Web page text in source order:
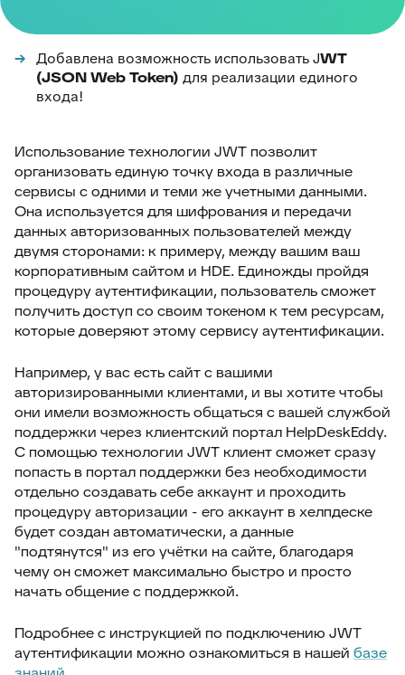
Добавлена возможность использовать JWT
(JSON Web Token) для реализации единого
входа!
Использование технологии JWT позволит
организовать единую точку входа в различные
сервисы с одними и теми же учетными данными.
Она используется для шифрования и передачи
данных авторизованных пользователей между
двумя сторонами: к примеру, между вашим ваш
корпоративным сайтом и HDE. Единожды пройдя
процедуру аутентификации, пользователь сможет
получить доступ со своим токеном к тем ресурсам,
которые доверяют этому сервису аутентификации.
Например, у вас есть сайт c вашими
авторизированными клиентами, и вы хотите чтобы
они имели возможность общаться с вашей службой
поддержки через клиентский портал HelpDeskEddy.
С помощью технологии JWT клиент сможет сразу
попасть в портал поддержки без необходимости
отдельно создавать себе аккаунт и проходить
процедуру авторизации - его аккаунт в хелпдеске
будет создан автоматически, а данные
"подтянутся" из его учётки на сайте, благодаря
чему он сможет максимально быстро и просто
начать общение с поддержкой.
Подробнее с инструкцией по подключению JWT
аутентификации можно ознакомиться в нашей базе